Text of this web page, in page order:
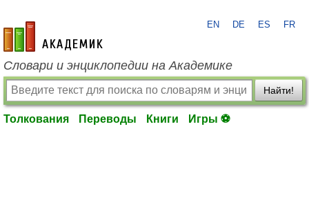
academic.ru
EN DE ES FR
Словари и энциклопедии на Академике
Найти!
Толкования Переводы Книги Игры ⚽